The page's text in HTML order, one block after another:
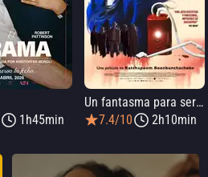
1h45min
Un fantasma para servirte
7.4/10
2h10min